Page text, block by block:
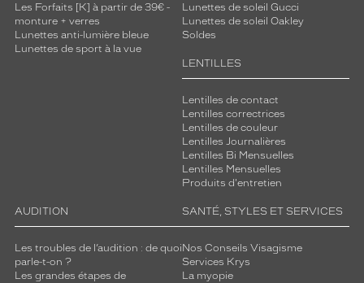
Les Forfaits [K] à partir de 39€ -
monture + verres
Lunettes anti-lumière bleue
Lunettes de sport à la vue
Lunettes de soleil Gucci
Lunettes de soleil Oakley
Soldes
LENTILLES
Lentilles de contact
Lentilles correctrices
Lentilles de couleur
Lentilles Journalières
Lentilles Bi Mensuelles
Lentilles Mensuelles
Produits d'entretien
AUDITION
Les troubles de l’audition : de quoi
parle-t-on ?
Les grandes étapes de
SANTÉ, STYLES ET SERVICES
Nos Conseils Visagisme
Services Krys
La myopie